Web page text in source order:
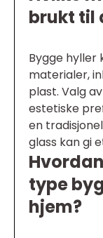
brukt til
Bygge
materialer,
plast. Valg
estetiske
en
glass kan gi
type
hjem?